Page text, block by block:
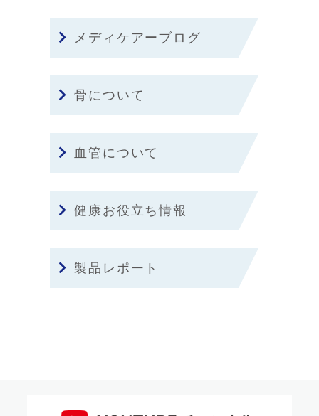
メディケアーブログ
骨について
血管について
健康お役立ち情報
製品レポート